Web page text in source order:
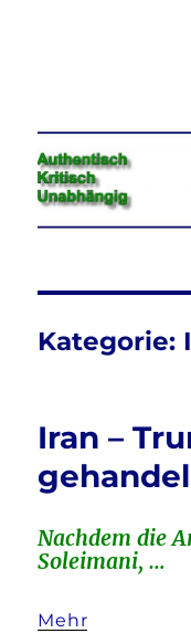
Jeder hat
Meinung
frei zu
Kategorie:
Iran –
Nachdem die
Soleimani, …
Mehr